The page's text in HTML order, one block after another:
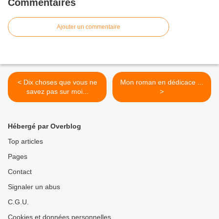
Commentaires
Ajouter un commentaire
< Dix choses que vous ne
savez pas sur moi...
Mon roman en dédicace ...
>
Hébergé par Overblog
Top articles
Pages
Contact
Signaler un abus
C.G.U.
Cookies et données personnelles